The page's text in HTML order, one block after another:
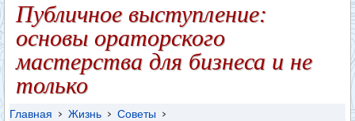
Публичное выступление:
основы ораторского
мастерства для бизнеса и не
только
Главная Жизнь
Советы